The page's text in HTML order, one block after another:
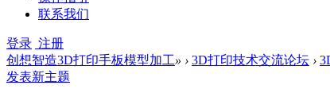
联系我们
登录 注册
创想智造3D打印手板模型加工» › 3D打印技术交流论坛 ›
发表新主题